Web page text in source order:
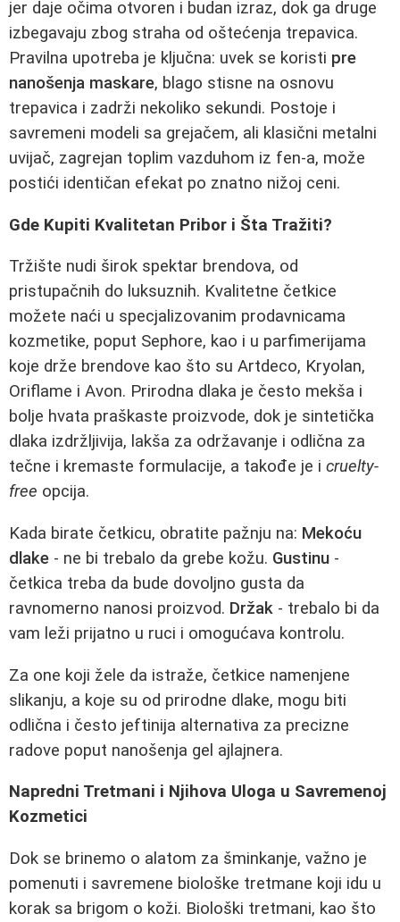
jer daje očima otvoren i budan izraz, dok ga druge
izbegavaju zbog straha od oštećenja trepavica.
Pravilna upotreba je ključna: uvek se koristi pre
nanošenja maskare, blago stisne na osnovu
trepavica i zadrži nekoliko sekundi. Postoje i
savremeni modeli sa grejačem, ali klasični metalni
uvijač, zagrejan toplim vazduhom iz fen-a, može
postići identičan efekat po znatno nižoj ceni.
Gde Kupiti Kvalitetan Pribor i Šta Tražiti?
Tržište nudi širok spektar brendova, od
pristupačnih do luksuznih. Kvalitetne četkice
možete naći u specjalizovanim prodavnicama
kozmetike, poput Sephore, kao i u parfimerijama
koje drže brendove kao što su Artdeco, Kryolan,
Oriflame i Avon. Prirodna dlaka je često mekša i
bolje hvata praškaste proizvode, dok je sintetička
dlaka izdržljivija, lakša za održavanje i odlična za
tečne i kremaste formulacije, a takođe je i cruelty-
free opcija.
Kada birate četkicu, obratite pažnju na: Mekoću
dlake - ne bi trebalo da grebe kožu. Gustinu -
četkica treba da bude dovoljno gusta da
ravnomerno nanosi proizvod. Držak - trebalo bi da
vam leži prijatno u ruci i omogućava kontrolu.
Za one koji žele da istraže, četkice namenjene
slikanju, a koje su od prirodne dlake, mogu biti
odlična i često jeftinija alternativa za precizne
radove poput nanošenja gel ajlajnera.
Napredni Tretmani i Njihova Uloga u Savremenoj
Kozmetici
Dok se brinemo o alatom za šminkanje, važno je
pomenuti i savremene biološke tretmane koji idu u
korak sa brigom o koži. Biološki tretmani, kao što